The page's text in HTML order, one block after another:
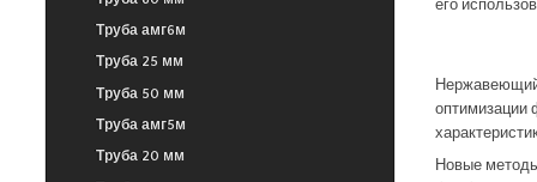
Труба амг6м
Труба 25 мм
Труба 50 мм
Труба амг5м
Труба 20 мм
оптимизации
Новые